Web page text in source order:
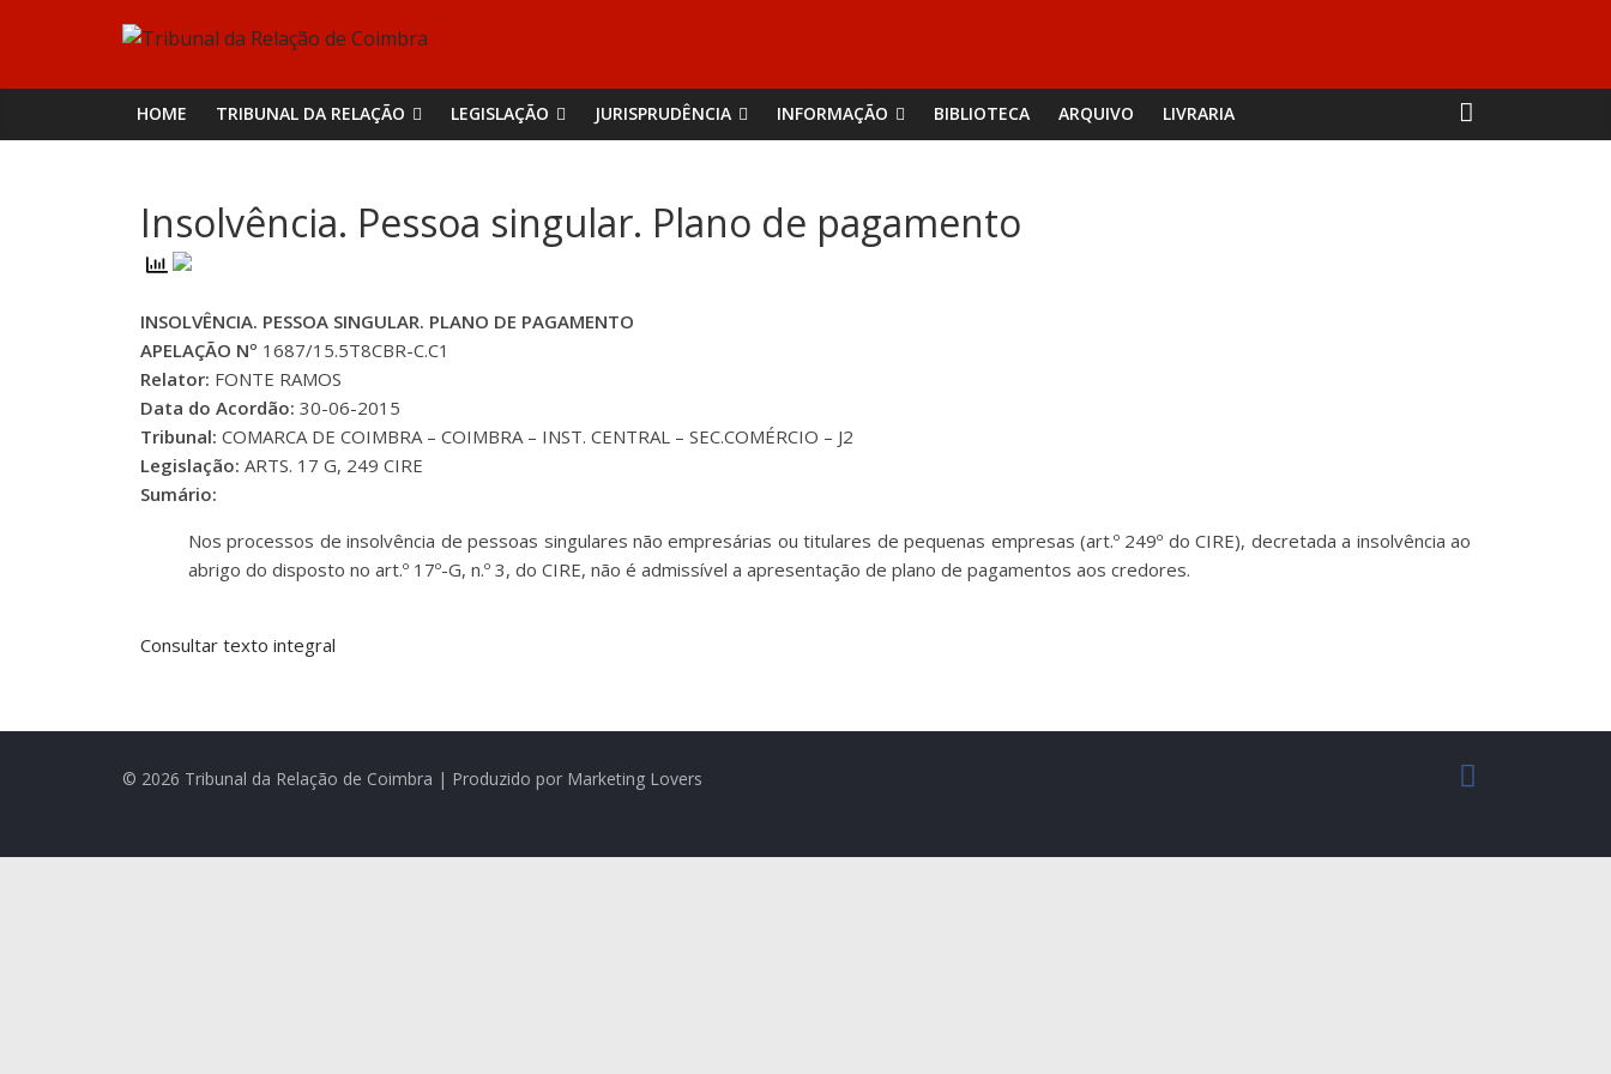
Tribunal
da
Relação
de
Coimbra
HOME TRIBUNAL DA RELAÇÃO LEGISLAÇÃO JURISPRUDÊNCIA INFORMAÇÃO BIBLIOTECA ARQUIVO LIVRARIA
Insolvência. Pessoa singular. Plano de pagamento
INSOLVÊNCIA. PESSOA SINGULAR. PLANO DE PAGAMENTO
APELAÇÃO Nº 1687/15.5T8CBR-C.C1
Relator: FONTE RAMOS
Data do Acordão: 30-06-2015
Tribunal: COMARCA DE COIMBRA – COIMBRA – INST. CENTRAL – SEC.COMÉRCIO – J2
Legislação: ARTS. 17 G, 249 CIRE
Sumário:
Nos processos de insolvência de pessoas singulares não empresárias ou titulares de pequenas empresas (art.º 249º do CIRE), decretada a insolvência ao
abrigo do disposto no art.º 17º-G, n.º 3, do CIRE, não é admissível a apresentação de plano de pagamentos aos credores.
Consultar texto integral
© 2026 Tribunal da Relação de Coimbra | Produzido por Marketing Lovers